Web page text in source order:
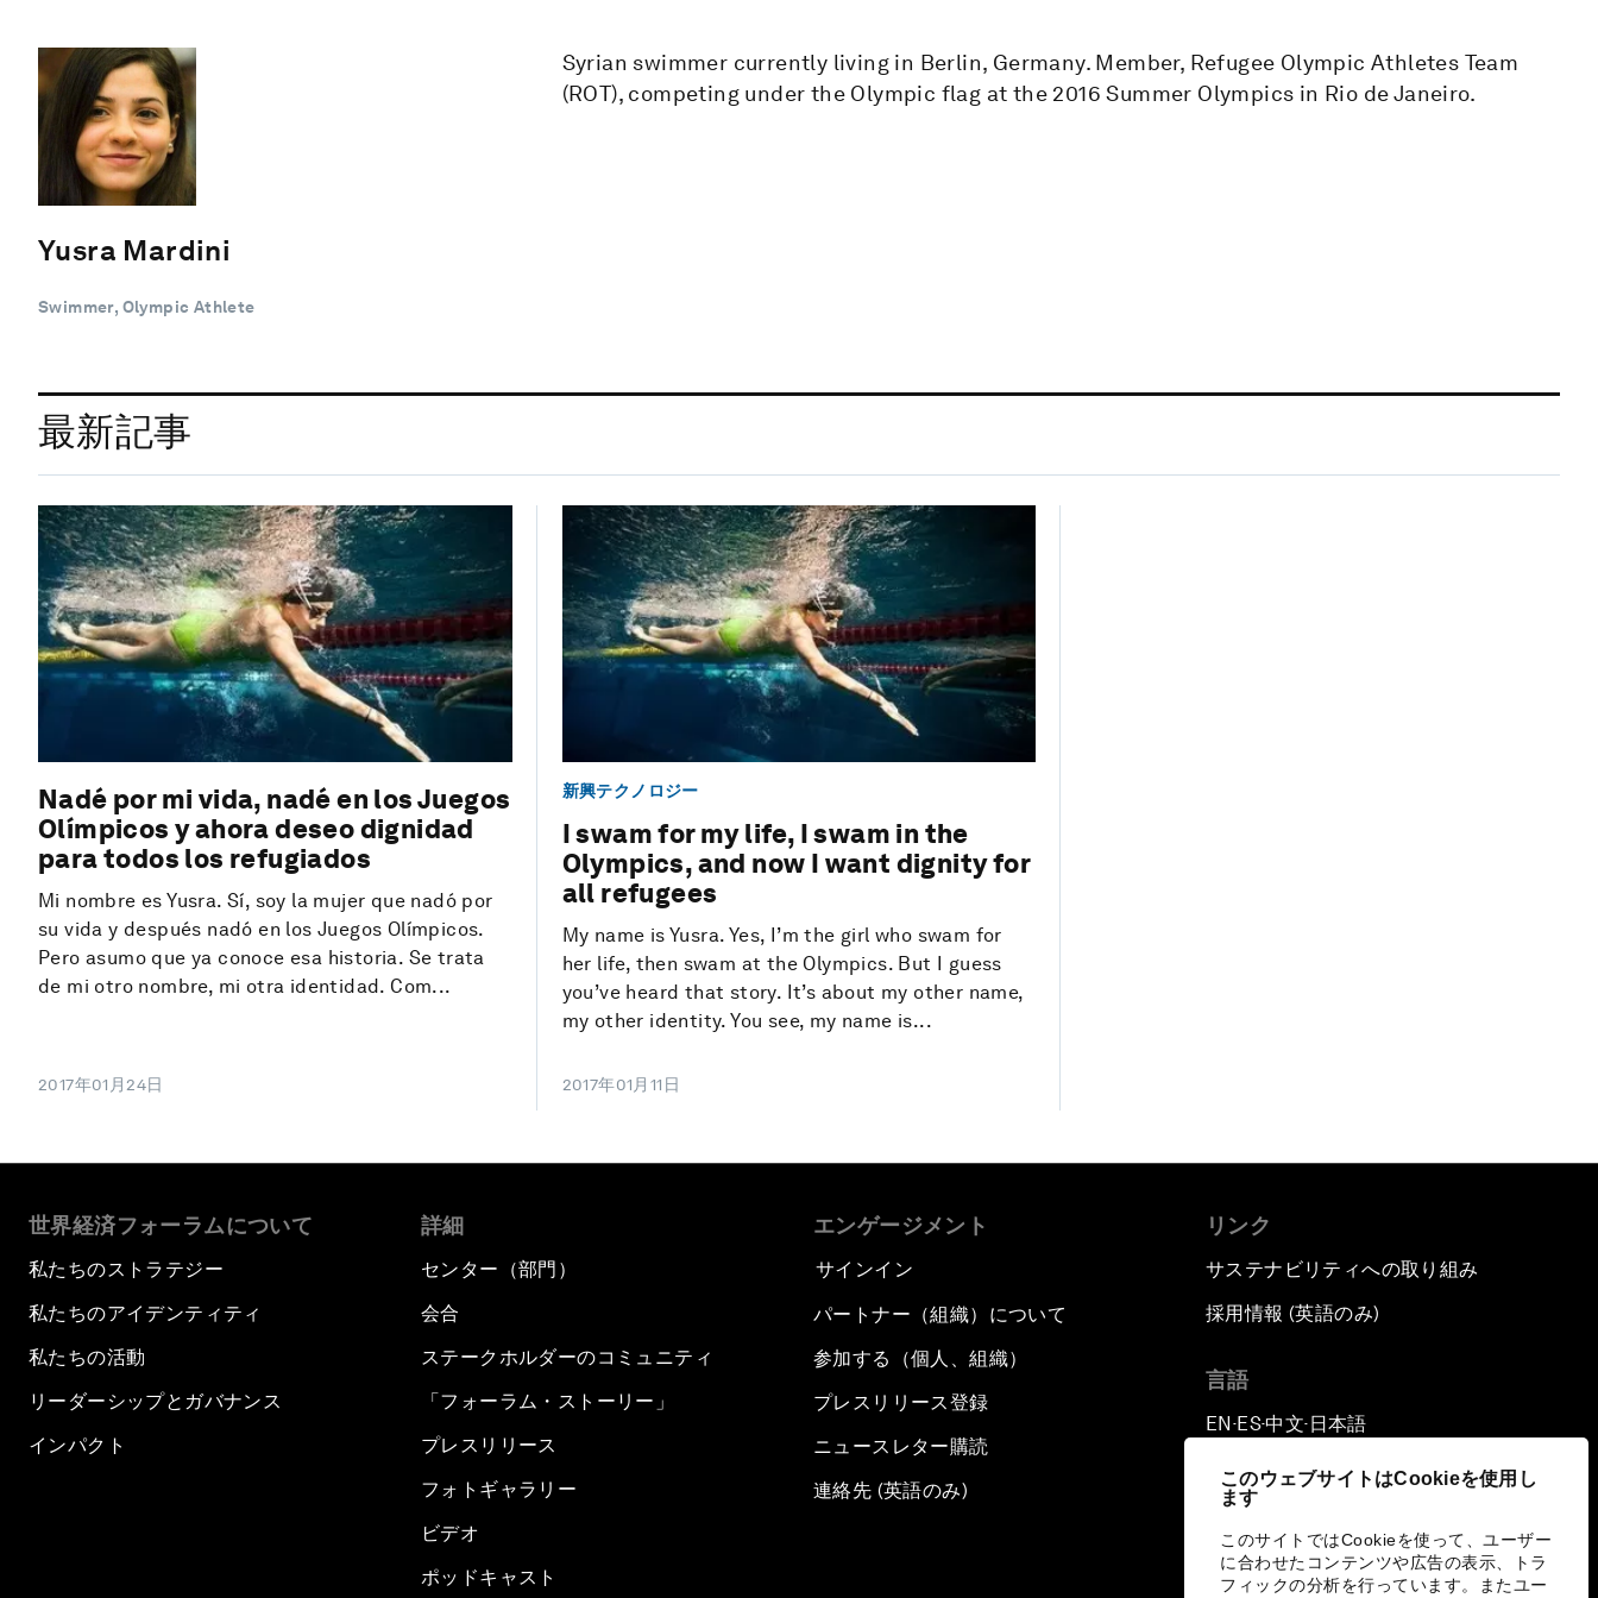
このウェブサイトはCookieを使用し
ます
このサイトではCookieを使って、ユーザー
に合わせたコンテンツや広告の表示、トラ
フィックの分析を行っています。またユー
Yusra Mardini
Swimmer, Olympic Athlete
Syrian swimmer currently living in Berlin, Germany. Member, Refugee Olympic Athletes Team
(ROT), competing under the Olympic flag at the 2016 Summer Olympics in Rio de Janeiro.
最新記事
Nadé por mi vida, nadé en los Juegos
Olímpicos y ahora deseo dignidad
para todos los refugiados
Mi nombre es Yusra. Sí, soy la mujer que nadó por
su vida y después nadó en los Juegos Olímpicos.
Pero asumo que ya conoce esa historia. Se trata
de mi otro nombre, mi otra identidad. Com...
2017年01月24日
新興テクノロジー
I swam for my life, I swam in the
Olympics, and now I want dignity for
all refugees
My name is Yusra. Yes, I’m the girl who swam for
her life, then swam at the Olympics. But I guess
you’ve heard that story. It’s about my other name,
my other identity. You see, my name is...
2017年01月11日
世界経済フォーラムについて
私たちのストラテジー
私たちのアイデンティティ
私たちの活動
リーダーシップとガバナンス
インパクト
詳細
センター（部門）
会合
ステークホルダーのコミュニティ
「フォーラム・ストーリー」
プレスリリース
フォトギャラリー
ビデオ
ポッドキャスト
エンゲージメント
サインイン
パートナー（組織）について
参加する（個人、組織）
プレスリリース登録
ニュースレター購読
連絡先 (英語のみ)
リンク
サステナビリティへの取り組み
採用情報 (英語のみ)
言語
EN ▪ ES▪中文▪ 日本語